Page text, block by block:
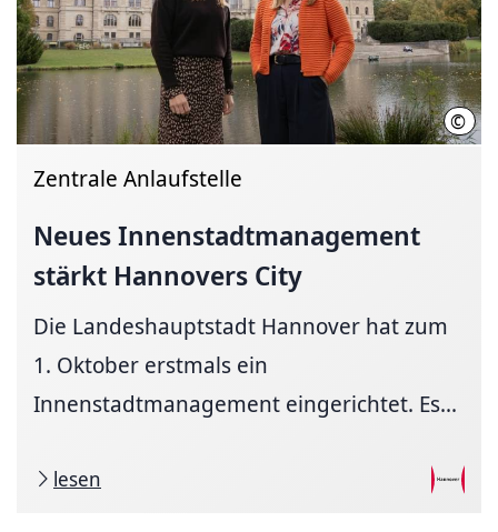
© LHH
Zentrale Anlaufstelle
NeuesInnenstadtmanagement
stärkt Hannovers City
Die Landeshauptstadt Hannover hat zum
1. Oktober erstmals ein
Innenstadtmanagement eingerichtet. Es...
lesen